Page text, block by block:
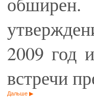
2009 год
встречи
Дальше